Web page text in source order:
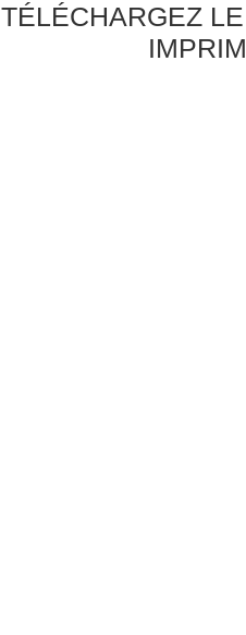
TÉLÉCHARGEZ